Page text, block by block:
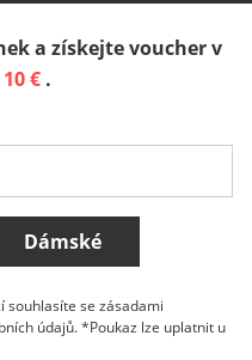
Norge
a získejte voucher v
10 € .
Dámské
souhlasíte se zásadami
údajů. *Poukaz lze uplatnit u